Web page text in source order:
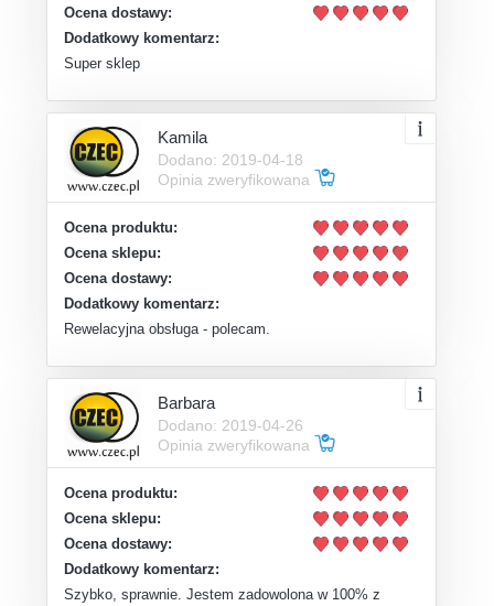
Ocena dostawy:
Dodatkowy komentarz:
Super sklep
Kamila
Dodano: 2019-04-18
Opinia zweryfikowana
Ocena produktu:
Ocena sklepu:
Ocena dostawy:
Dodatkowy komentarz:
Rewelacyjna obsługa - polecam.
Barbara
Dodano: 2019-04-26
Opinia zweryfikowana
Ocena produktu:
Ocena sklepu:
Ocena dostawy:
Dodatkowy komentarz:
Szybko, sprawnie. Jestem zadowolona w 100% z